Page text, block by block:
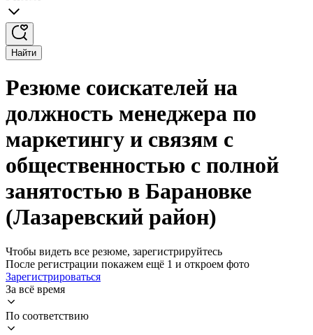
Найти
Резюме соискателей на
должность менеджера по
маркетингу и связям с
общественностью с полной
занятостью в Барановке
(Лазаревский район)
Чтобы видеть все резюме, зарегистрируйтесь
После регистрации покажем ещё 1 и откроем фото
Зарегистрироваться
За всё время
По соответствию